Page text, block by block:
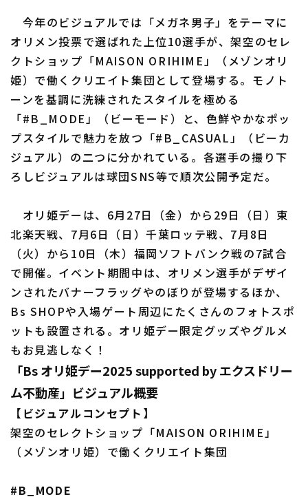
千葉ロッテマリーンズ
オリックス・バファローズ
福岡ソフトバンクホークス
設定
プライバシーポリシー
運営会社（別ウィンドウで開く） よくある質問
特定商取引法の表示 アルバイト募集 （別ウィンドウで開く
今年のビジュアルでは「メガネ男子」をテーマに
オリメン投票で選ばれた上位10選手が、架空のセレ
クトショップ「MAISON ORIHIME」（メゾンオリ
姫）で働くクリエイト集団として登場する。モノト
ーンを基調に洗練されたスタイルを極める
「#B_MODE」（ビーモード）と、色鮮やかなポッ
プスタイルで魅力を放つ「#B_CASUAL」（ビーカ
ジュアル）の二つに分かれている。各選手の撮り下
ろしビジュアルは球団SNS等で順次公開予定だ。
オリ姫デーは、6月27日（金）から29日（日）東
北楽天戦、7月6日（日）千葉ロッテ戦、7月8日
（火）から10日（木）福岡ソフトバンク戦の7試合
で開催。イベント期間中は、オリメン選手がデザイ
ンされたバナーフラッグやのぼりが登場するほか、
Bs SHOPや入場ゲート周辺にたくさんのフォトスポ
ットも設置される。オリ姫デー限定グッズやグルメ
もお見逃しなく！
「Bs オリ姫デー2025 supported by エクスドリー
ム不動産」ビジュアル概要
【ビジュアルコンセプト】
架空のセレクトショップ「MAISON ORIHIME」
（メゾンオリ姫）で働くクリエイト集団
#B_MODE